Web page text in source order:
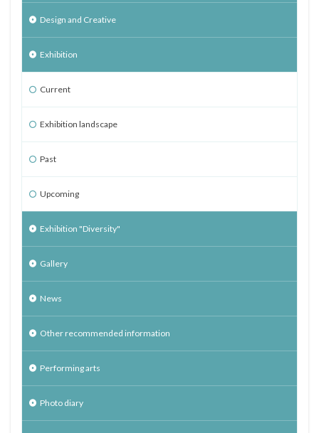
Design and Creative
Exhibition
Current
Exhibition landscape
Past
Upcoming
Exhibition "Diversity"
Gallery
News
Other recommended information
Performing arts
Photo diary